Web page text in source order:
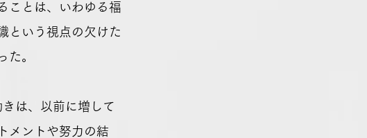
ことは、いわゆる福
という視点の欠けた
た。
は、以前に増して
メントや努力の結